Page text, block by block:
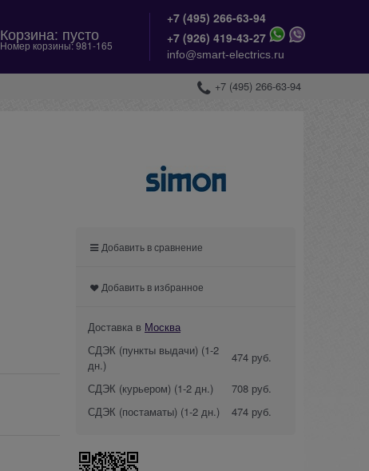
Корзина: пусто
Номер корзины: 981-165
+7 (495) 266-63-94
+7 (926) 419-43-27
info@smart-electrics.ru
+7 (495) 266-63-94
Добавить в сравнение
Добавить в избранное
Доставка в Москва
СДЭК (пункты выдачи) (1-2
дн.)
474 руб.
СДЭК (курьером) (1-2 дн.)
708 руб.
СДЭК (постаматы) (1-2 дн.) 474 руб.